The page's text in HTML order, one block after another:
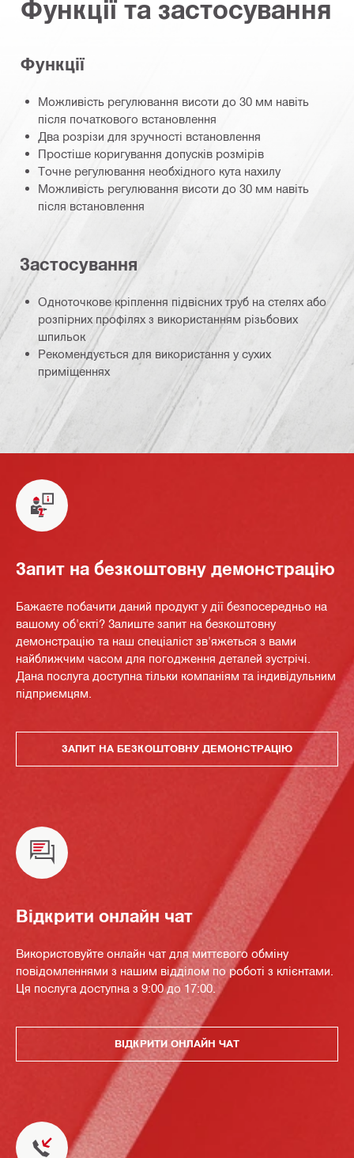
Функції та застосування
Функції
Можливість регулювання висоти до 30 мм навіть
після початкового встановлення
Два розрізи для зручності встановлення
Простіше коригування допусків розмірів
Точне регулювання необхідного кута нахилу
Можливість регулювання висоти до 30 мм навіть
після встановлення
Застосування
Одноточкове кріплення підвісних труб на стелях або
розпірних профілях з використанням різьбових
шпильок
Рекомендується для використання у сухих
приміщеннях
Запит на безкоштовну демонстрацію
Бажаєте побачити даний продукт у дії безпосередньо на
вашому об'єкті? Залиште запит на безкоштовну
демонстрацію та наш спеціаліст зв'яжеться з вами
найближчим часом для погодження деталей зустрічі.
Дана послуга доступна тільки компаніям та індивідульним
підприємцям.
ЗАПИТ НА БЕЗКОШТОВНУ ДЕМОНСТРАЦІЮ
Відкрити онлайн чат
Використовуйте онлайн чат для миттєвого обміну
повідомленнями з нашим відділом по роботі з клієнтами.
Ця послуга доступна з 9:00 до 17:00.
ВІДКРИТИ ОНЛАЙН ЧАТ